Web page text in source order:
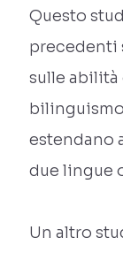
Questo
precedenti
sulle abilità
estendano
due lingue
Un altro